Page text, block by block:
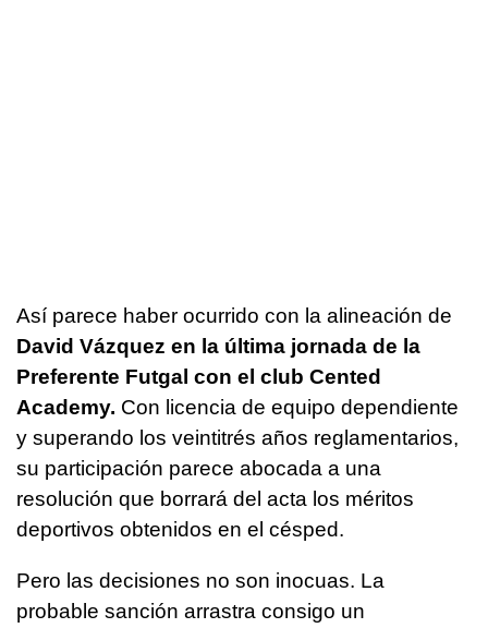
Así parece haber ocurrido con la alineación de
David Vázquez en la última jornada de la
Preferente Futgal con el club Cented
Academy. Con licencia de equipo dependiente
y superando los veintitrés años reglamentarios,
su participación parece abocada a una
resolución que borrará del acta los méritos
deportivos obtenidos en el césped.
Pero las decisiones no son inocuas. La
probable sanción arrastra consigo un